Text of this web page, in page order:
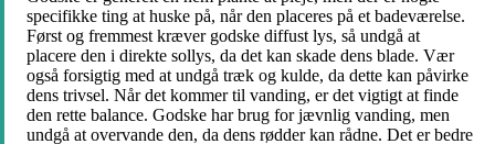
specifikke ting at huske på, når den placeres på et badeværelse.
Først og fremmest kræver godske diffust lys, så undgå at
placere den i direkte sollys, da det kan skade dens blade. Vær
også forsigtig med at undgå træk og kulde, da dette kan påvirke
dens trivsel. Når det kommer til vanding, er det vigtigt at finde
den rette balance. Godske har brug for jævnlig vanding, men
undgå at overvande den, da dens rødder kan rådne. Det er bedre